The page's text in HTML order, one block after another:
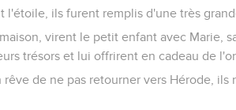
l'étoile, ils furent remplis d'une très
virent le petit enfant avec Marie,
trésors et lui offrirent en cadeau de
rêve de ne pas retourner vers Hérode,